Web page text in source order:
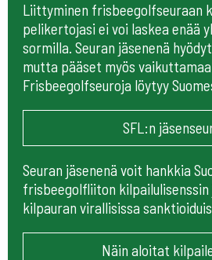
Liittyminen frisbeegolfseuraan
pelikertojasi ei voi laskea enää
sormilla. Seuran jäsenenä
mutta pääset myös
Frisbeegolfseuroja löytyy
SFL:n
Seuran jäsenenä voit hankkia
frisbeegolfliiton
kilpauran virallisissa
Näin aloitat